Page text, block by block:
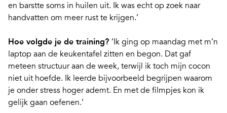
en barstte soms in huilen uit. Ik was echt op zoek naar
handvatten om meer rust te krijgen.’
Hoe volgde je de training? ‘Ik ging op maandag met m’n
laptop aan de keukentafel zitten en begon. Dat gaf
meteen structuur aan de week, terwijl ik toch mijn cocon
niet uit hoefde. Ik leerde bijvoorbeeld begrijpen waarom
je onder stress hoger ademt. En met de filmpjes kon ik
gelijk gaan oefenen.’